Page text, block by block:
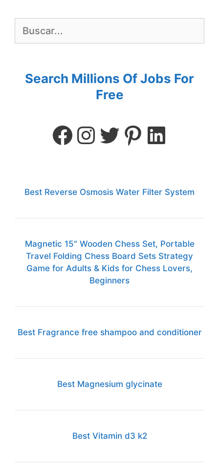
Search Millions Of Jobs For
Free
Best Reverse Osmosis Water Filter System
Magnetic 15" Wooden Chess Set, Portable
Travel Folding Chess Board Sets Strategy
Game for Adults & Kids for Chess Lovers,
Beginners
Best Fragrance free shampoo and conditioner
Best Magnesium glycinate
Best Vitamin d3 k2